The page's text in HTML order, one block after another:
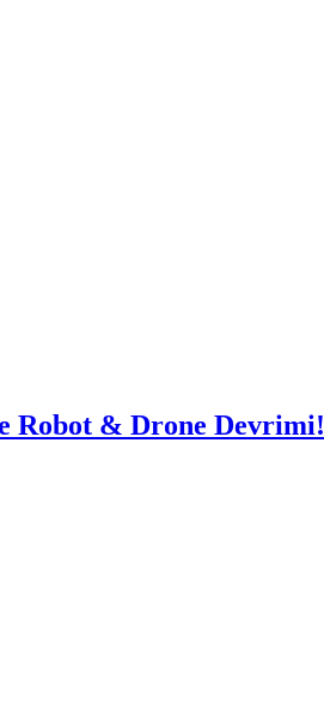
Robot & Drone Devrimi!